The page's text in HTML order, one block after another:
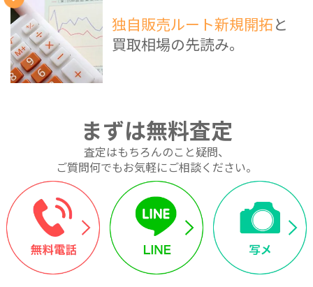
独自販売ルート新規開拓と
買取相場の先読み。
まずは無料査定
査定はもちろんのこと疑問、
ご質問何でもお気軽にご相談ください。